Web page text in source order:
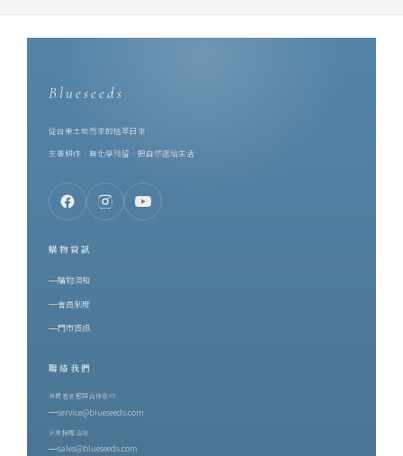
Blueseeds
從台東土地而來的植萃日常
友善耕作．無化學殘留．把自然還給生活
購物資訊
購物須知
會員制度
門市資訊
聯絡我們
消費者客服與合作邀約
service@blueseeds.com
企業採購洽詢
sales@blueseeds.com